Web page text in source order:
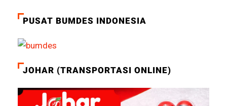
PUSAT BUMDES INDONESIA
JOHAR (TRANSPORTASI ONLINE)